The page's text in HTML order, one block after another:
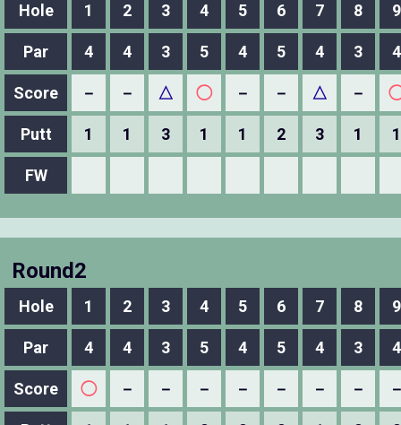
Hole 1 2 3 4 5 6 7 8 9
Par 4 4 3 5 4 5 4 3 4
Score － － △ ◯ － － △ －
Putt 1 1 3 1 1 2 3 1 1
FW
Round2
Hole 1 2 3 4 5 6 7 8 9
Par 4 4 3 5 4 5 4 3 4
Score ◯ － － － － － － －